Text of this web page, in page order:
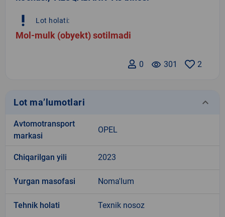
priority_high Lot holati:
Mol-mulk (obyekt) sotilmadi
2
remove_red_eye 301
0
Lot ma’lumotlari keyboard_arrow_down
Avtomotransport
markasi
OPEL
Chiqarilgan yili 2023
Yurgan masofasi Noma'lum
Tehnik holati Texnik nosoz